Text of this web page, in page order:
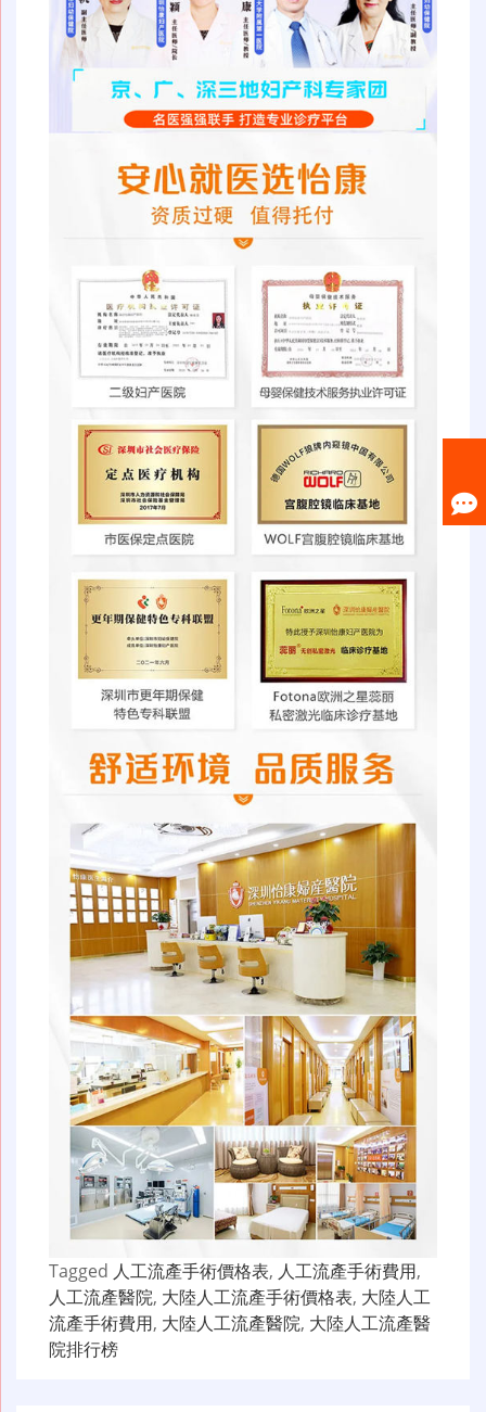
Tagged 人工流產手術價格表, 人工流產手術費用,
人工流產醫院, 大陸人工流產手術價格表, 大陸人工
流產手術費用, 大陸人工流產醫院, 大陸人工流產醫
院排行榜